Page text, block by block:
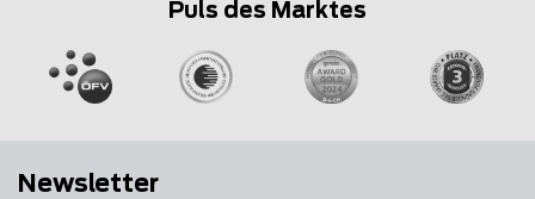
Puls des Marktes
Newsletter